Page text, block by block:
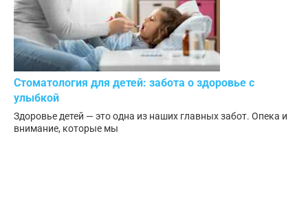
Стоматология для детей: забота о здоровье с
улыбкой
Здоровье детей — это одна из наших главных забот. Опека и
внимание, которые мы